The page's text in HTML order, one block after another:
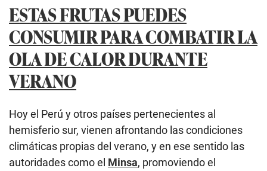
ESTAS FRUTAS PUEDES
CONSUMIR PARA COMBATIR LA
OLA DE CALOR DURANTE
VERANO
Hoy el Perú y otros países pertenecientes al
hemisferio sur, vienen afrontando las condiciones
climáticas propias del verano, y en ese sentido las
autoridades como el Minsa, promoviendo el